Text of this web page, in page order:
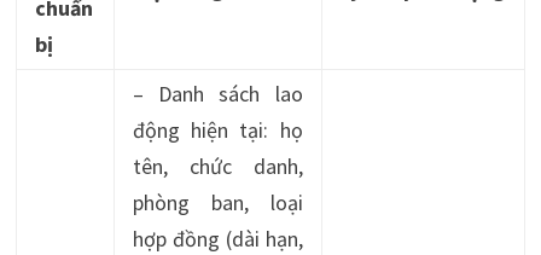
chuẩn
bị
– Danh sách lao
động hiện tại: họ
tên, chức danh,
phòng ban, loại
hợp đồng (dài hạn,